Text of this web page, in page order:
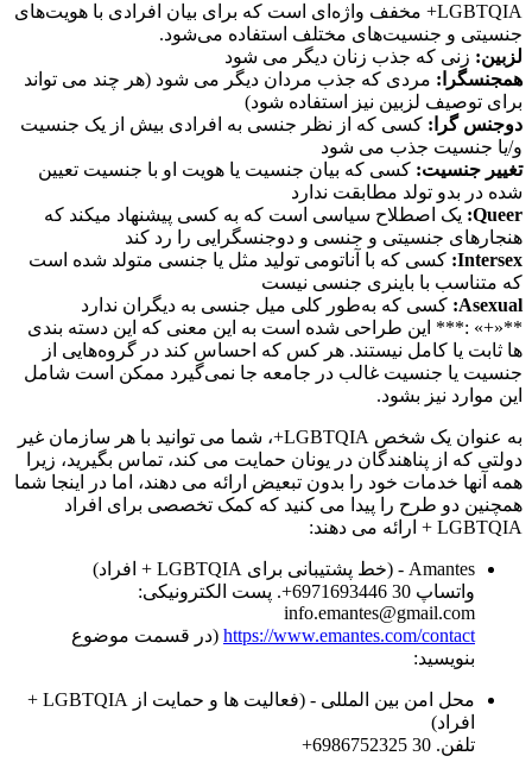
LGBTQIA+ مخفف واژه‌ای است که برای بیان افرادی با هویت‌های
جنسیتی و جنسیت‌های مختلف استفاده می‌شود.
لزبین: زنی که جذب زنان دیگر می شود
همجنسگرا: مردی که جذب مردان دیگر می شود (هر چند می تواند
برای توصیف لزبین نیز استفاده شود)
دوجنس گرا: کسی که از نظر جنسی به افرادی بیش از یک جنسیت
و/یا جنسیت جذب می شود
تغییر جنسیت: کسی که بیان جنسیت یا هویت او با جنسیت تعیین
شده در بدو تولد مطابقت ندارد
Queer: یک اصطلاح سیاسی است که به کسی پیشنهاد میکند که
هنجارهای جنسیتی و جنسی و دوجنسگرایی را رد کند
Intersex: کسی که با آناتومی تولید مثل یا جنسی متولد شده است
که متناسب با باینری جنسی نیست
Asexual: کسی که به‌طور کلی میل جنسی به دیگران ندارد
**«+» :*** این طراحی شده است به این معنی که این دسته بندی
ها ثابت یا کامل نیستند. هر کس که احساس کند در گروه‌هایی از
جنسیت یا جنسیت غالب در جامعه جا نمی‌گیرد ممکن است شامل
این موارد نیز بشود.
به عنوان یک شخص LGBTQIA+، شما می توانید با هر سازمان غیر
دولتی که از پناهندگان در یونان حمایت می کند، تماس بگیرید، زیرا
همه آنها خدمات خود را بدون تبعیض ارائه می دهند، اما در اینجا شما
همچنین دو طرح را پیدا می کنید که کمک تخصصی برای افراد
LGBTQIA + ارائه می دهند:
Amantes - (خط پشتیبانی برای LGBTQIA + افراد)
واتساپ 6971693446 30+. پست الکترونیکی:
info.emantes@gmail.com
https://www.emantes.com/contact (در قسمت موضوع
بنویسید:
محل امن بین المللی - (فعالیت ها و حمایت از LGBTQIA +
افراد)
تلفن. 6986752325 30+